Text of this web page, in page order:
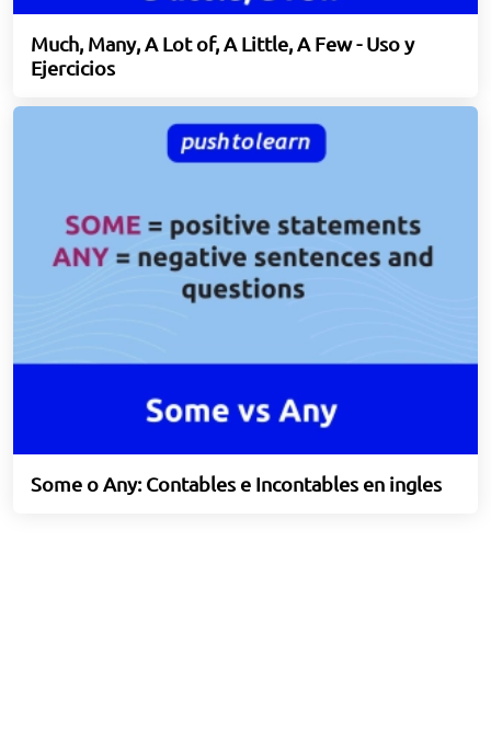
Much, Many, A Lot of, A Little, A Few - Uso y
Ejercicios
Some o Any: Contables e Incontables en ingles